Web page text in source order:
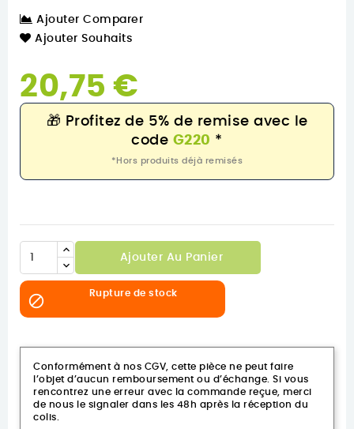
Ajouter Comparer
Ajouter Souhaits
20,75 €
🎁 Profitez de 5% de remise avec le
code G220 *
*Hors produits déjà remisés
Ajouter Au Panier
 Rupture de stock
Conformément à nos CGV, cette pièce ne peut faire
l’objet d’aucun remboursement ou d’échange. Si vous
rencontrez une erreur avec la commande reçue, merci
de nous le signaler dans les 48h après la réception du
colis.